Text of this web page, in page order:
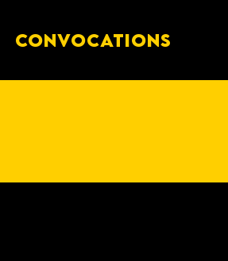
Convocations